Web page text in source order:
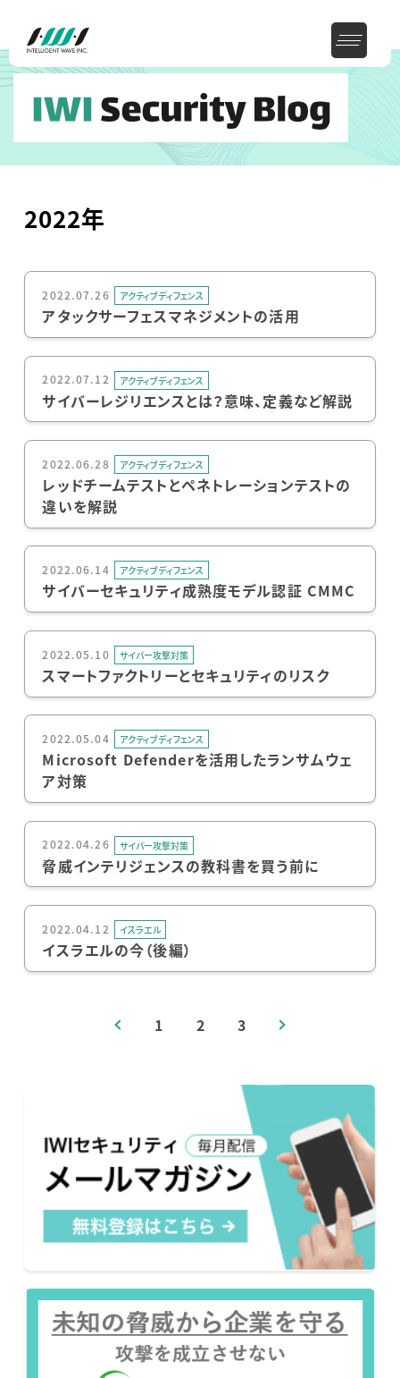
2022年
2022.07.26 アクティブディフェンス
アタックサーフェスマネジメントの活用
2022.07.12 アクティブディフェンス
サイバーレジリエンスとは？意味、定義など解説
2022.06.28 アクティブディフェンス
レッドチームテストとペネトレーションテストの
違いを解説
2022.06.14 アクティブディフェンス
サイバーセキュリティ成熟度モデル認証 CMMC
2022.05.10 サイバー攻撃対策
スマートファクトリーとセキュリティのリスク
2022.05.04 アクティブディフェンス
Microsoft Defenderを活用したランサムウェ
ア対策
2022.04.26 サイバー攻撃対策
脅威インテリジェンスの教科書を買う前に
2022.04.12 イスラエル
イスラエルの今（後編）
1 2 3